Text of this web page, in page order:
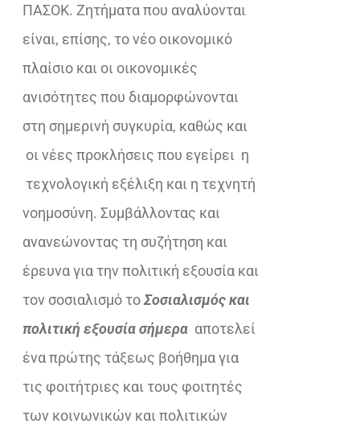
ΠΑΣΟΚ. Ζητήματα που αναλύονται
είναι, επίσης, το νέο οικονομικό
πλαίσιο και οι οικονομικές
ανισότητες που διαμορφώνονται
στη σημερινή συγκυρία, καθώς και
οι νέες προκλήσεις που εγείρει η
τεχνολογική εξέλιξη και η τεχνητή
νοημοσύνη. Συμβάλλοντας και
ανανεώνοντας τη συζήτηση και
έρευνα για την πολιτική εξουσία και
τον σοσιαλισμό τοΣοσιαλισμός και
πολιτική εξουσία σήμερα αποτελεί
ένα πρώτης τάξεως βοήθημα για
τις φοιτήτριες και τους φοιτητές
των κοινωνικών και πολιτικών